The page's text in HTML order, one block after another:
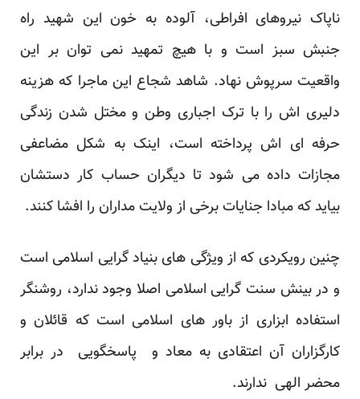
ناپاک نیروهای افراطی، آلوده به خون این شهید راه
جنبش سبز است و با هیچ تمهید نمی توان بر این
واقعیت سرپوش نهاد. شاهد شجاع این ماجرا که هزینه
دلیری اش را با ترک اجباری وطن و مختل شدن زندگی
حرفه ای اش پرداخته است، اینک به شکل مضاعفی
مجازات داده می شود تا دیگران حساب کار دستشان
بیاید که مبادا جنایات برخی از ولایت مداران را افشا کنند.
چنین رویکردی که از ویژگی های بنیاد گرایی اسلامی است
و در بینش سنت گرایی اسلامی اصلا وجود ندارد، روشنگر
استفاده ابزاری از باور های اسلامی است که قائلان و
کارگزاران آن اعتقادی به معاد و پاسخگویی در برابر
محضر الهی ندارند.